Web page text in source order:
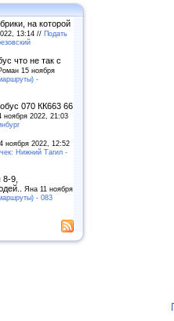
на которой
13:14 // Подать
что не так с
15 ноября
-
070 КК663 66
ноября 2022, 21:03
ноября 2022, 12:52
Нижний Тагил -
9,
Яна 11 ноября
- 083